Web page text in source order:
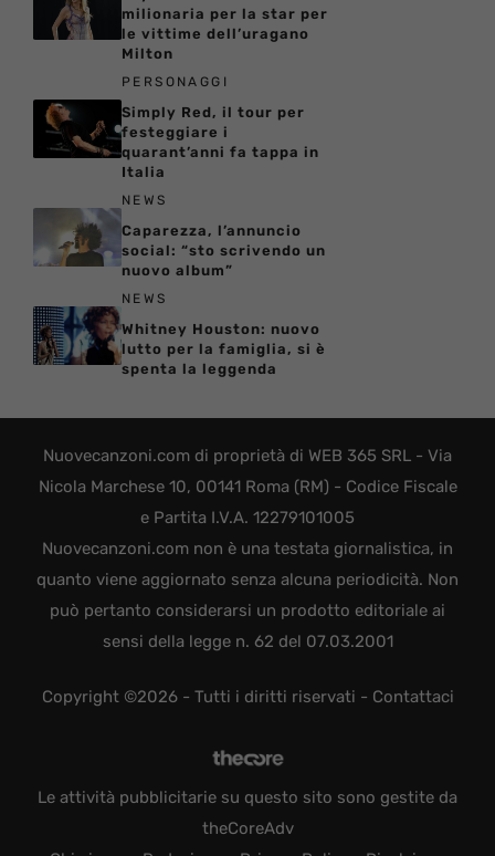
milionaria per la star per
le vittime dell’uragano
Milton
PERSONAGGI
Simply Red, il tour per
festeggiare i
quarant’anni fa tappa in
Italia
NEWS
Caparezza, l’annuncio
social: “sto scrivendo un
nuovo album”
NEWS
Whitney Houston: nuovo
lutto per la famiglia, si è
spenta la leggenda
Nuovecanzoni.com di proprietà di WEB 365 SRL - Via
Nicola Marchese 10, 00141 Roma (RM) - Codice Fiscale
e Partita I.V.A. 12279101005
Nuovecanzoni.com non è una testata giornalistica, in
quanto viene aggiornato senza alcuna periodicità. Non
può pertanto considerarsi un prodotto editoriale ai
sensi della legge n. 62 del 07.03.2001
Copyright ©2026 - Tutti i diritti riservati - Contattaci
Le attività pubblicitarie su questo sito sono gestite da
theCoreAdv